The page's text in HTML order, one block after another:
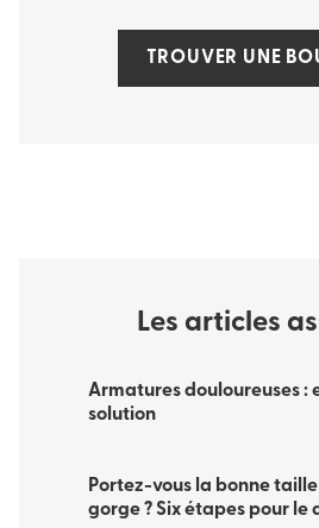
TROUVER UNE
Les articles
Armatures douloureuses :
solution
Portez-vous la bonne
gorge ? Six étapes pour le